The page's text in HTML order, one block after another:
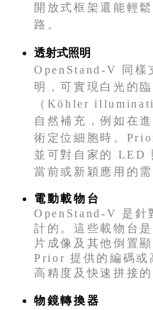
開放式框架還能輕
路。
透射式照明
OpenStand-V 同樣
明，可實現白光的
（Köhler
自然補充，例如在
術定位細胞時。
並可對自家的 LED
當前或新穎應用的需
電動載物台
OpenStand-V 是針
計的。這些載物台
片成像及其他倒置
Prior 提供的編碼或
高精度及快速拼接的
物鏡轉換器